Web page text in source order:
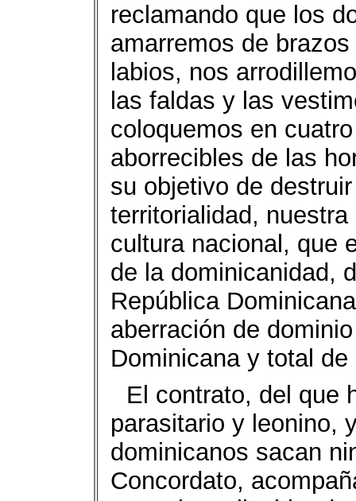
reclamando que los
amarremos de
labios, nos
las faldas y las
coloquemos en
aborrecibles de las
su objetivo de
territorialidad,
cultura nacional, que
de la dominicanidad,
República
aberración de
Dominicana y total de
El contrato, del que
parasitario y leonino,
dominicanos sacan
Concordato,